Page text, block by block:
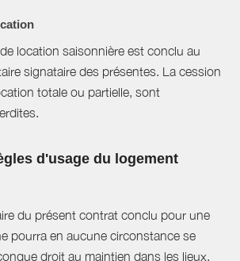
location saisonnière est conclu au
signataire des présentes. La cession
totale ou partielle, sont
d'usage du logement
du présent contrat conclu pour une
pourra en aucune circonstance se
droit au maintien dans les lieux.